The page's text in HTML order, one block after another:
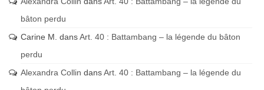
bâton perdu
Carine M. dansArt. 40 : Battambang – la légende du bâton
perdu
Alexandra Collin dansArt. 40 : Battambang – la légende du